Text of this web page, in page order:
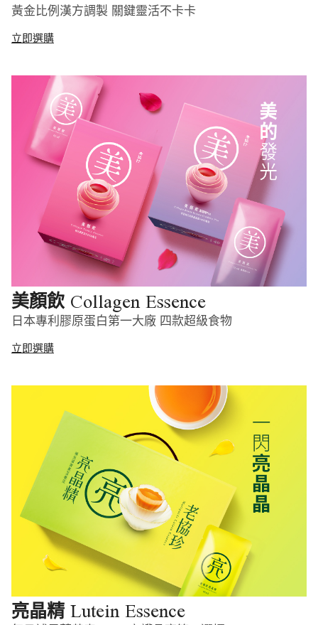
黃金比例漢方調製 關鍵靈活不卡卡
立即選購
美顏飲 Collagen Essence
日本專利膠原蛋白第一大廠 四款超級食物
立即選購
亮晶精 Lutein Essence